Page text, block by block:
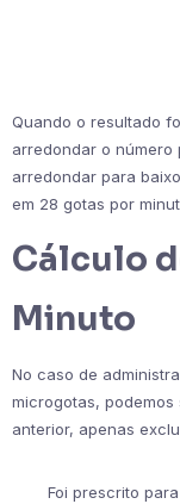
Quando o resultado
arredondar o número
arredondar para
em 28 gotas por
Cálculo
Minuto
No caso de
microgotas,
anterior, apenas
Foi prescrito